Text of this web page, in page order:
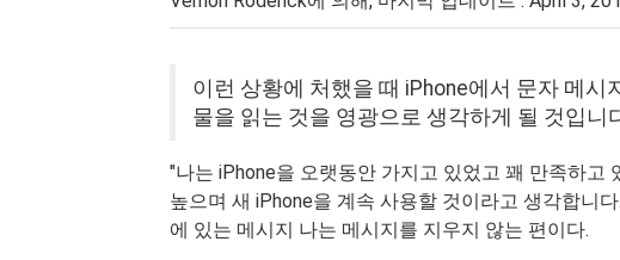
이런 상황에 처했을 때 iPhone에서 문자 메시
물을 읽는 것을 영광으로 생각하게 될 것입니
"나는 iPhone을 오랫동안 가지고 있었고 꽤 만족하고
높으며 새 iPhone을 계속 사용할 것이라고 생각합니
에 있는 메시지 나는 메시지를 지우지 않는 편이다.